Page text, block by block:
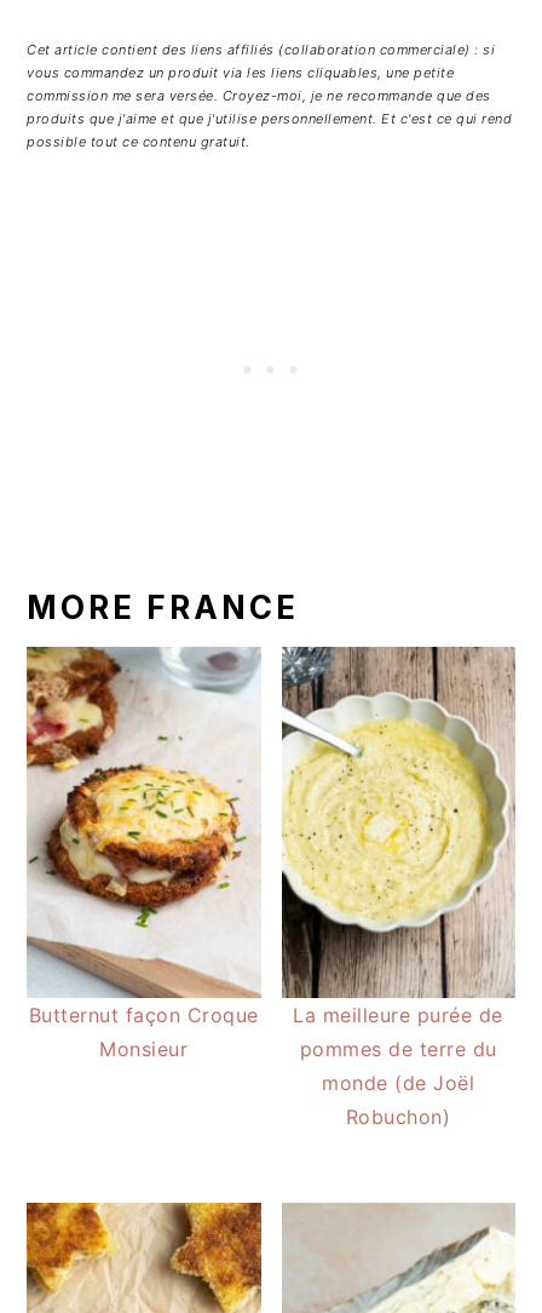
Cet article contient des liens affiliés (collaboration commerciale) : si
vous commandez un produit via les liens cliquables, une petite
commission me sera versée. Croyez-moi, je ne recommande que des
produits que j'aime et que j'utilise personnellement. Et c'est ce qui rend
possible tout ce contenu gratuit.
MORE FRANCE
Butternut façon Croque
Monsieur
La meilleure purée de
pommes de terre du
monde (de Joël
Robuchon)